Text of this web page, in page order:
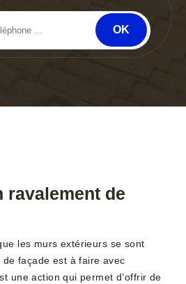
ravalement de
les murs extérieurs se sont
façade est à faire avec
une action qui permet d’offrir de